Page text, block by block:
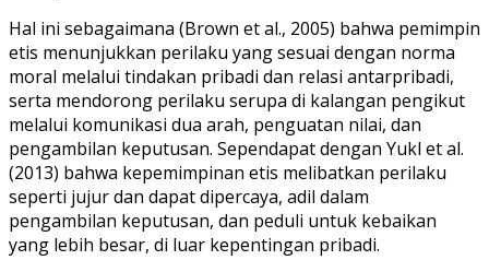
Hal ini sebagaimana (Brown et al., 2005) bahwa pemimpin
etis menunjukkan perilaku yang sesuai dengan norma
moral melalui tindakan pribadi dan relasi antarpribadi,
serta mendorong perilaku serupa di kalangan pengikut
melalui komunikasi dua arah, penguatan nilai, dan
pengambilan keputusan. Sependapat dengan Yukl et al.
(2013) bahwa kepemimpinan etis melibatkan perilaku
seperti jujur dan dapat dipercaya, adil dalam
pengambilan keputusan, dan peduli untuk kebaikan
yang lebih besar, di luar kepentingan pribadi.